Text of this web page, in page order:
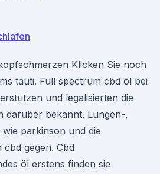
Klicken Sie noch
tauti. Full spectrum cbd öl bei
und legalisierten die
darüber bekannt. Lungen-,
parkinson und die
cbd gegen. Cbd
öl erstens finden sie